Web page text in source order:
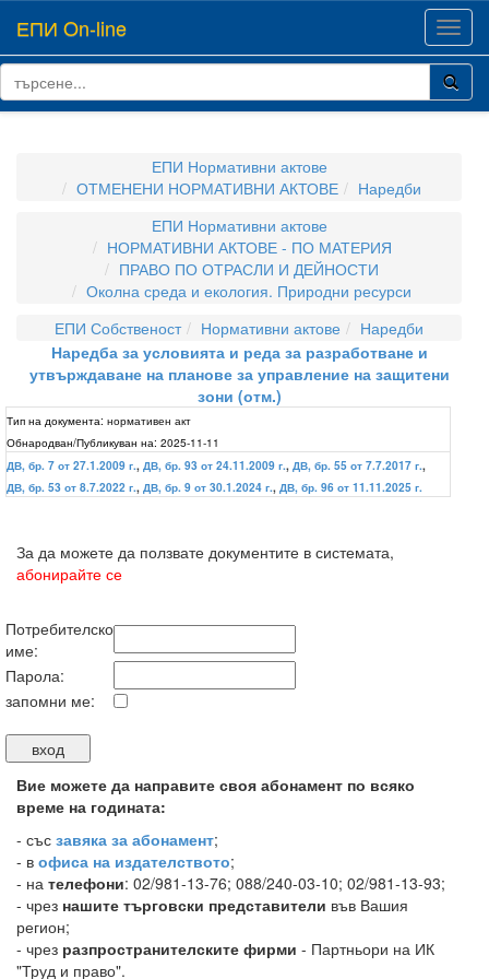
ЕПИ On-line
ЕПИ Нормативни актове
ОТМЕНЕНИ НОРМАТИВНИ АКТОВЕ
Наредби
ЕПИ Нормативни актове
НОРМАТИВНИ АКТОВЕ - ПО МАТЕРИЯ
ПРАВО ПО ОТРАСЛИ И ДЕЙНОСТИ
Околна среда и екология. Природни ресурси
ЕПИ Собственост
Нормативни актове
Наредби
Наредба за условията и реда за разработване и
утвърждаване на планове за управление на защитени
зони (отм.)
Тип на документа: нормативен акт
Обнародван/Публикуван на: 2025-11-11
ДВ, бр. 7 от 27.1.2009 г., ДВ, бр. 93 от 24.11.2009 г., ДВ, бр. 55 от 7.7.2017 г.,
ДВ, бр. 53 от 8.7.2022 г., ДВ, бр. 9 от 30.1.2024 г., ДВ, бр. 96 от 11.11.2025 г.
За да можете да ползвате документите в системата,
абонирайте се
Потребителско
име:
Парола:
запомни ме:
Вие можете да направите своя абонамент по всяко
време на годината:
- със завяка за абонамент;
- в офиса на издателството;
- на телефони: 02/981-13-76; 088/240-03-10; 02/981-13-93;
- чрез нашите търговски представители във Вашия
регион;
- чрез разпространителските фирми - Партньори на ИК
"Труд и право".